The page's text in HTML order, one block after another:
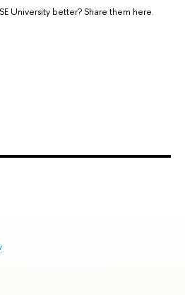
University better? Share them here.